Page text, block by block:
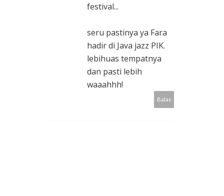
festival...
seru pastinya ya Fara
hadir di Java jazz PIK.
lebihuas tempatnya
dan pasti lebih
waaahhh!
Balas